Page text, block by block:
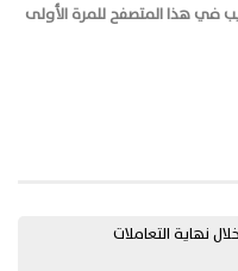
في هذا المتصفح للمرة الأولى
نهاية التعاملات